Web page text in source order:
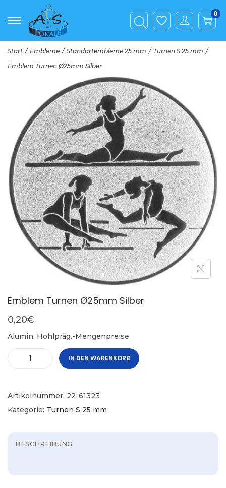
0
Start / Embleme / Standartembleme 25 mm / Turnen S 25 mm /
Emblem Turnen Ø25mm Silber
Emblem Turnen Ø25mm Silber
0,20€
Alumin. Hohlpräg.-Mengenpreise
IN DEN WARENKORB
Artikelnummer: 22-61323
Kategorie: Turnen S 25 mm
BESCHREIBUNG